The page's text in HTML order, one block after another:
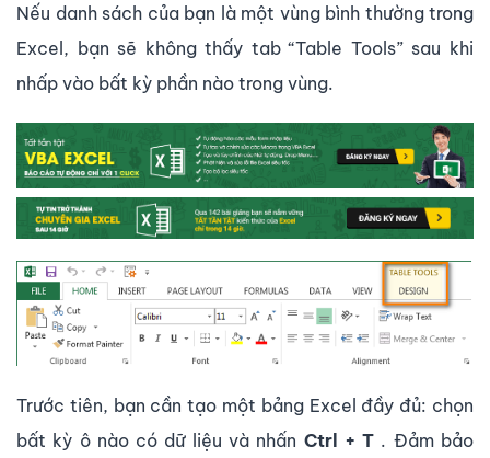
Nếu danh sách của bạn là một vùng bình thường trong
Excel, bạn sẽ không thấy tab “Table Tools” sau khi
nhấp vào bất kỳ phần nào trong vùng.
Trước tiên, bạn cần tạo một bảng Excel đầy đủ: chọn
bất kỳ ô nào có dữ liệu và nhấn Ctrl + T . Đảm bảo